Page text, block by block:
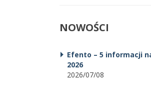
NOWOŚCI
Efento – 5 informacji
2026
2026/07/08